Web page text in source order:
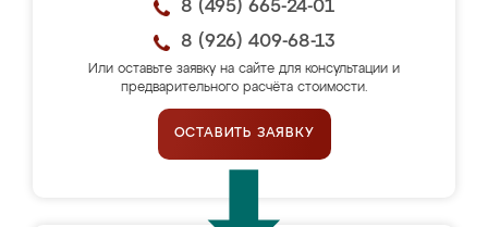
8 (495) 665-24-01
8 (926) 409-68-13
Или оставьте заявку на сайте для консультации и
предварительного расчёта стоимости.
ОСТАВИТЬ ЗАЯВКУ